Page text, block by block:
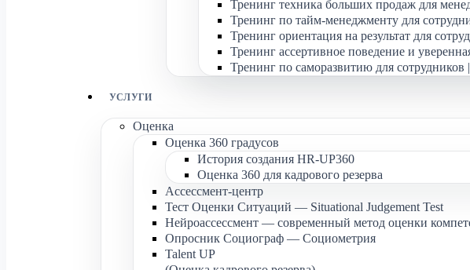
Тренинг техника больших продаж для
Тренинг по тайм-менеджменту для
Тренинг ориентация на результат для
Тренинг ассертивное поведение и
Тренинг по саморазвитию для
УСЛУГИ
Оценка
Оценка 360 градусов
История создания HR-UP360
Оценка 360 для кадрового резерва
Ассессмент-центр
Тест Оценки Ситуаций — Situational Judgement Test
Нейроассессмент — современный метод оценки
Опросник Социограф — Социометрия
Talent UP